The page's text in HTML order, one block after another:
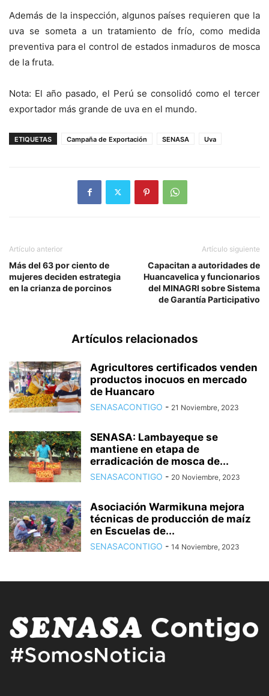
Además de la inspección, algunos países requieren que la
uva se someta a un tratamiento de frío, como medida
preventiva para el control de estados inmaduros de mosca
de la fruta.
Nota: El año pasado, el Perú se consolidó como el tercer
exportador más grande de uva en el mundo.
ETIQUETAS Campaña de Exportación SENASA Uva
Artículo anterior
Más del 63 por ciento de
mujeres deciden estrategia
en la crianza de porcinos
Artículo siguiente
Capacitan a autoridades de
Huancavelica y funcionarios
del MINAGRI sobre Sistema
de Garantía Participativo
Artículos relacionados
Agricultores certificados venden
productos inocuos en mercado
de Huancaro
SENASACONTIGO - 21 Noviembre, 2023
SENASA: Lambayeque se
mantiene en etapa de
erradicación de mosca de...
SENASACONTIGO - 20 Noviembre, 2023
Asociación Warmikuna mejora
técnicas de producción de maíz
en Escuelas de...
SENASACONTIGO - 14 Noviembre, 2023